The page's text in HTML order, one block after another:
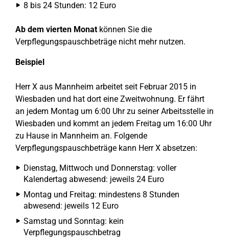
8 bis 24 Stunden: 12 Euro
Ab dem vierten Monatkönnen Sie die
Verpflegungspauschbeträge nicht mehr nutzen.
Beispiel
Herr X aus Mannheim arbeitet seit Februar 2015 in
Wiesbaden und hat dort eine Zweitwohnung. Er fährt
an jedem Montag um 6:00 Uhr zu seiner Arbeitsstelle in
Wiesbaden und kommt an jedem Freitag um 16:00 Uhr
zu Hause in Mannheim an. Folgende
Verpflegungspauschbeträge kann Herr X absetzen:
Dienstag, Mittwoch und Donnerstag: voller
Kalendertag abwesend: jeweils 24 Euro
Montag und Freitag: mindestens 8 Stunden
abwesend: jeweils 12 Euro
Samstag und Sonntag: kein
Verpflegungspauschbetrag